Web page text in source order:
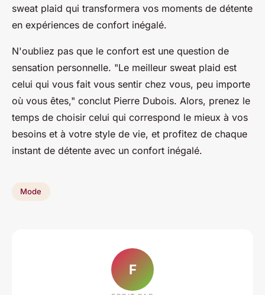
sweat plaid qui transformera vos moments de détente
en expériences de confort inégalé.
N'oubliez pas que le confort est une question de
sensation personnelle. "Le meilleur sweat plaid est
celui qui vous fait vous sentir chez vous, peu importe
où vous êtes," conclut Pierre Dubois. Alors, prenez le
temps de choisir celui qui correspond le mieux à vos
besoins et à votre style de vie, et profitez de chaque
instant de détente avec un confort inégalé.
Mode
F